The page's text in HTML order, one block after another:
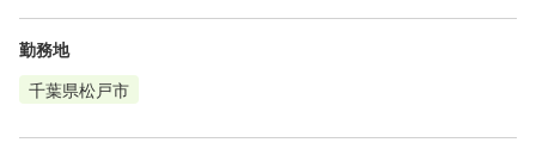
勤務地
千葉県松戸市